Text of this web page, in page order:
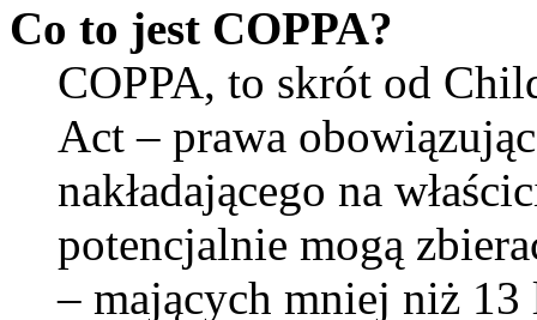
Co to jest COPPA?
COPPA, to skrót od
Act – prawa
nakładającego na
potencjalnie mogą
– mających mniej niż 13